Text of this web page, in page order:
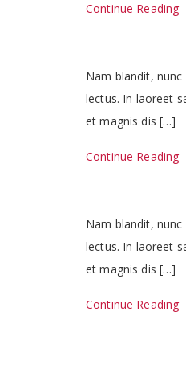
Continue Reading
Nam blandit,
lectus. In laoreet
et magnis dis […]
Continue Reading
Nam blandit,
lectus. In laoreet
et magnis dis […]
Continue Reading